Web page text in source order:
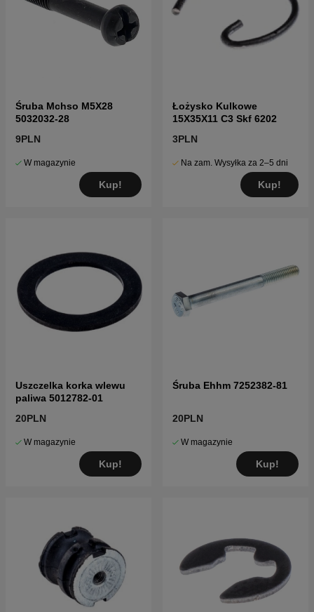
Śruba Mchso M5X28
5032032-28
9PLN
W magazynie
Kup!
Łożysko Kulkowe
15X35X11 C3 Skf 6202
3PLN
Na zam. Wysyłka za 2–5 dni
Kup!
Uszczelka korka wlewu
paliwa 5012782-01
20PLN
W magazynie
Kup!
Śruba Ehhm 7252382-81
20PLN
W magazynie
Kup!